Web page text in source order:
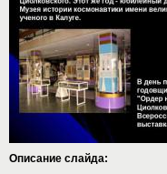
Описание слайда: